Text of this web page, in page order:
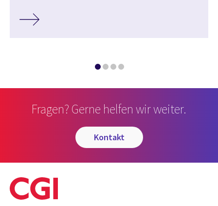
Fragen? Gerne helfen wir weiter.
kontakt